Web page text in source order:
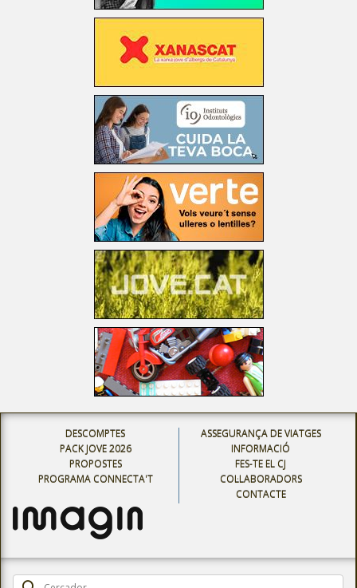
DESCOMPTES
PACK JOVE 2026
PROPOSTES
PROGRAMA CONNECTA'T
ASSEGURANÇA DE VIATGES
INFORMACIÓ
FES-TE EL CJ
COL·LABORADORS
CONTACTE